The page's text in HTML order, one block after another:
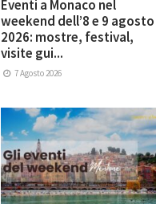
Eventi a Monaco nel
weekend dell’8 e 9 agosto
2026: mostre, festival,
visite gui...
7 Agosto 2026